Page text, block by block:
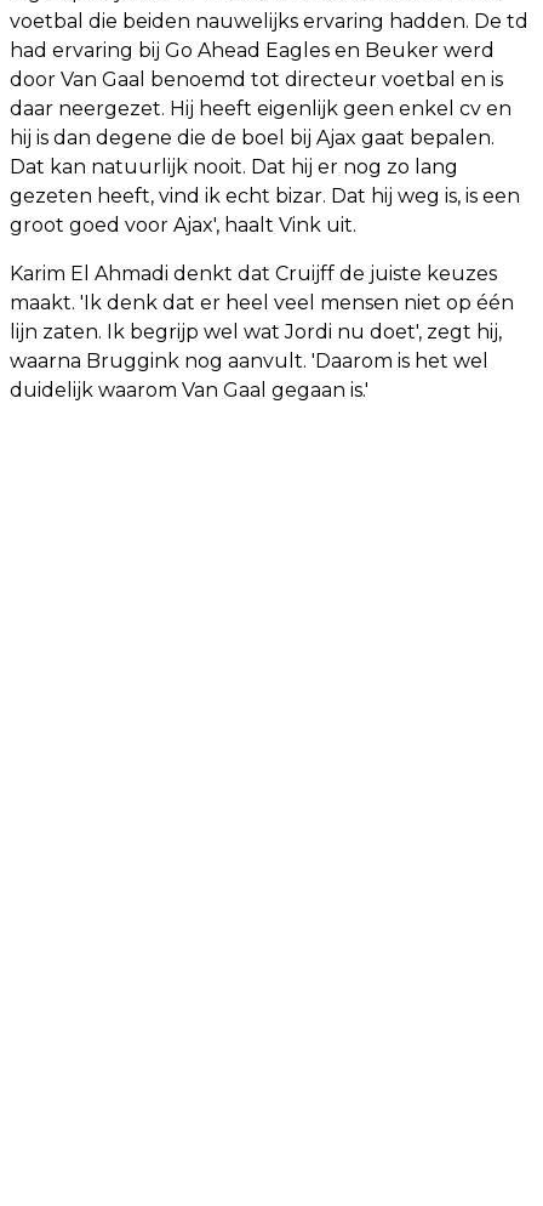
voetbal die beiden nauwelijks ervaring hadden. De td
had ervaring bij Go Ahead Eagles en Beuker werd
door Van Gaal benoemd tot directeur voetbal en is
daar neergezet. Hij heeft eigenlijk geen enkel cv en
hij is dan degene die de boel bij Ajax gaat bepalen.
Dat kan natuurlijk nooit. Dat hij er nog zo lang
gezeten heeft, vind ik echt bizar. Dat hij weg is, is een
groot goed voor Ajax', haalt Vink uit.
Karim El Ahmadi denkt dat Cruijff de juiste keuzes
maakt. 'Ik denk dat er heel veel mensen niet op één
lijn zaten. Ik begrijp wel wat Jordi nu doet', zegt hij,
waarna Bruggink nog aanvult. 'Daarom is het wel
duidelijk waarom Van Gaal gegaan is.'